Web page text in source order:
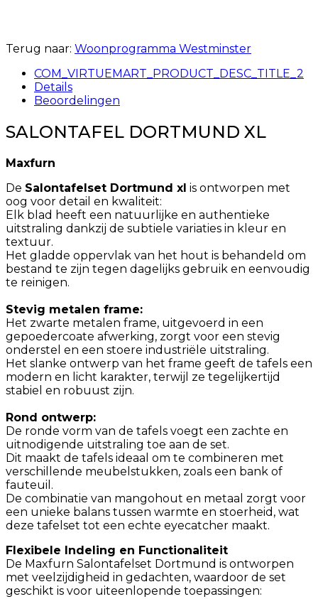
Terug naar: Woonprogramma Westminster
COM_VIRTUEMART_PRODUCT_DESC_TITLE_2
Details
Beoordelingen
SALONTAFEL DORTMUND XL
Maxfurn
De Salontafelset Dortmund xl is ontworpen met
oog voor detail en kwaliteit:
Elk blad heeft een natuurlijke en authentieke
uitstraling dankzij de subtiele variaties in kleur en
textuur.
Het gladde oppervlak van het hout is behandeld om
bestand te zijn tegen dagelijks gebruik en eenvoudig
te reinigen.
Stevig metalen frame:
Het zwarte metalen frame, uitgevoerd in een
gepoedercoate afwerking, zorgt voor een stevig
onderstel en een stoere industriële uitstraling.
Het slanke ontwerp van het frame geeft de tafels een
modern en licht karakter, terwijl ze tegelijkertijd
stabiel en robuust zijn.
Rond ontwerp:
De ronde vorm van de tafels voegt een zachte en
uitnodigende uitstraling toe aan de set.
Dit maakt de tafels ideaal om te combineren met
verschillende meubelstukken, zoals een bank of
fauteuil.
De combinatie van mangohout en metaal zorgt voor
een unieke balans tussen warmte en stoerheid, wat
deze tafelset tot een echte eyecatcher maakt.
Flexibele Indeling en Functionaliteit
De Maxfurn Salontafelset Dortmund is ontworpen
met veelzijdigheid in gedachten, waardoor de set
geschikt is voor uiteenlopende toepassingen: